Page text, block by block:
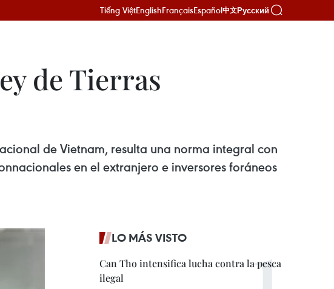
Tiếng ViệtEnglishFrançaisEspañol中文Русский
de Tierras
de Vietnam, resulta una norma integral con
en el extranjero e inversores foráneos
LO MÁS VISTO
Can Tho intensifica lucha contra la pesca
ilegal